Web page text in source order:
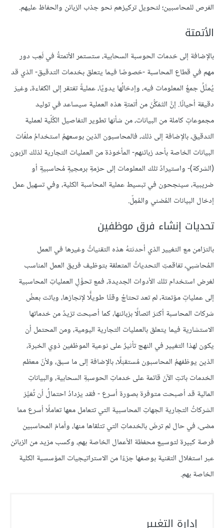
الفرص للمحاسبين؛ لتحويل تركيزهم نحو جذب الزبائن والحفاظ عليهم.
الأتمتة
بالإضافة إلى خدمات الحوسبة السحابية، ستستمر الأتمتةُ في لَعِب دور
مهم في قطاع المحاسبة -خصوصًا فيما يتعلق بخدمات التدقيق- الذي قد
يُمثَّلُ جمعُ المعلومات فيه، وإدخالُها يدويًا، عمليةً تفتقر إلى الكفاءة، وغيرَ
دقيقة أحيانًا. إنَّ التَمَكُّنَ من أتمتةِ هذه العملية سيساعد في توليد
مجموعاتٍ كاملة من البيانات، من شأنها تطوير التفاصيل الكُلّية لعملية
التدقيق، بالإضافة إلى ذلك، فالمحاسبون الذين بوسعهمُ استخدامُ ملفّات
البيانات الخاصة بأحد زبائنهم- المأخوذة من العمليات التجارية لذلك الزبون
(الشركة)- واستيرادُ تلك المعلومات إلى حزمةِ برمجيةٍ مُحاسبيةٍ أو
ضريبية، سينجحون في تبسيط عملية المحاسبة الكلية، وفي تسهيل عمل
إدخال البيانات المُضني والمُمِلّ.
تحديات إنشاء فرق موظفين
بالتزامن مع التغيير الذي أحدثتهُ هذه التقنياتُ وغيرها في العمل
المُحاسَبي، تفاقمتِ التحدياتُ المتعلقة بتوظيف فريق العمل المناسب
لغرض استخدام تلك الأدوات الجديدة، فمع تحوُّلِ العملياتِ المحاسبية
إلى عملياتٍ مؤتمتة، لم تعد تحتاجُ وقتًا طويلًًا لإنجازها، وباتت بعضُ
شركات المحاسبة أكثرَ اتصالًا بزبائنها، كما أصبحت تزيدُ من خدماتها
الاستشارية فيما يتعلق بالعمليات التجارية اليومية، ومن المحتمل أن
يكون لهذا التغيير في النهج تأثيرٌ على نوعية الموظفين ذوي الخبرة،
الذين يوظفهمُ المحاسبون مُستقبَلًا، بالإضافة إلى ما سبق، ولأنّ معظم
الخدمات باتتِ الآنَ قائمة على خدماتِ الحوسبةِ السحابية، والبياناتِ
المالية قد أصبحت متوفرة بصورة أسرع - فقد يزدادُ احتمالُ أن تُغيِّرَ
الشركاتُ التجارية الجهاتِ المحاسبية التي تتعامل معها تعاملًا أسرع مما
مضى، في حال لم ترضَ بالخدماتِ التي تتلقاها منها، وأمامَ المحاسبين
فرصة كبيرة لتوسيع محفظة الأعمال الخاصة بهم، وكسب مزيد من الزبائن
عبر استغلال التقنية بوصفها جزءًا من الاستراتيجيات المؤسسية الكلية
الخاصة بهم.
إدارة التغيير